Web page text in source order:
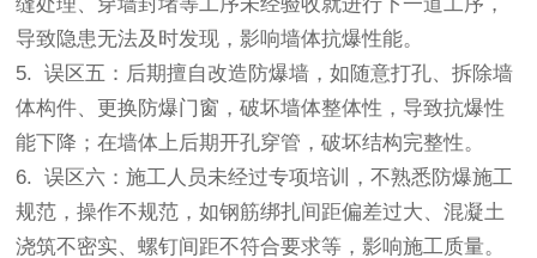
导致隐患无法及时发现，影响墙体抗爆性能。
5. 误区五：后期擅自改造防爆墙，如随意打孔、拆除墙
体构件、更换防爆门窗，破坏墙体整体性，导致抗爆性
能下降；在墙体上后期开孔穿管，破坏结构完整性。
6. 误区六：施工人员未经过专项培训，不熟悉防爆施工
规范，操作不规范，如钢筋绑扎间距偏差过大、混凝土
浇筑不密实、螺钉间距不符合要求等，影响施工质量。